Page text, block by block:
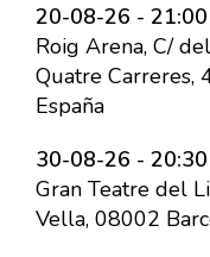
20-08-26 - 21:00
Roig Arena, C/
Quatre Carreres,
España
30-08-26 - 20:30
Gran Teatre del
Vella, 08002